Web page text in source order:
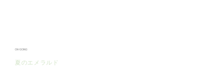
ON-GOING
夏のエメラルド